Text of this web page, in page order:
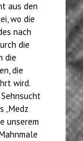
aus den
wo die
nach
die
die
die
wird.
„Medz
unserem